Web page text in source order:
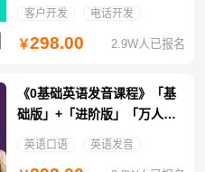
客户开发 电话开发
￥298.00 2.9W人已报名
《0基础英语发音课程》「基
础版」+「进阶版」「万人团
英语口语 英语发音